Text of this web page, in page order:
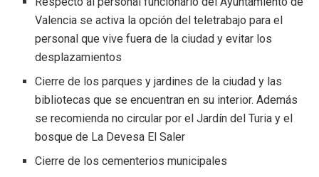
Valencia se activa la opción del teletrabajo para el
personal que vive fuera de la ciudad y evitar los
desplazamientos
Cierre de los parques y jardines de la ciudad y las
bibliotecas que se encuentran en su interior. Además
se recomienda no circular por el Jardín del Turia y el
bosque de La Devesa El Saler
Cierre de los cementerios municipales